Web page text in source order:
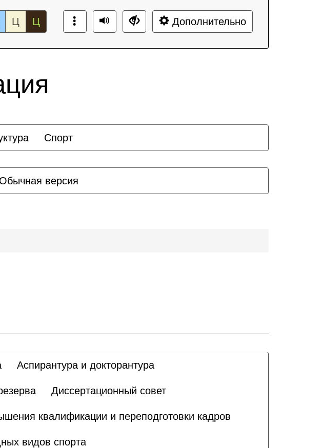
Ц Ц Дополнительно
Спорт
Обычная версия
Аспирантура и докторантура
Диссертационный совет
квалификации и переподготовки кадров
видов спорта